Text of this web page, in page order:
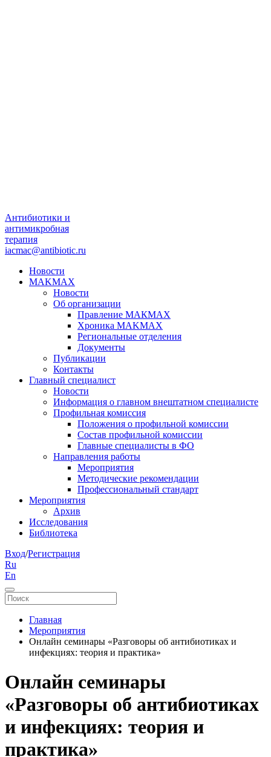
Антибиотики и
антимикробная
терапия
iacmac@antibiotic.ru
Новости
MAKMAX
Новости
Об организации
Правление МАКМАХ
Хроника MAKMAX
Региональные отделения
Документы
Публикации
Контакты
Главный специалист
Новости
Информация о главном внештатном специалисте
Профильная комиссия
Положения о профильной комиссии
Состав профильной комиссии
Главные специалисты в ФО
Направления работы
Мероприятия
Методические рекомендации
Профессиональный стандарт
Мероприятия
Архив
Исследования
Библиотека
Вход/Регистрация
Ru
En
Главная
Мероприятия
Онлайн семинары «Разговоры об антибиотиках и
инфекциях: теория и практика»
Онлайн семинары
«Разговоры об антибиотиках
и инфекциях: теория и
практика»